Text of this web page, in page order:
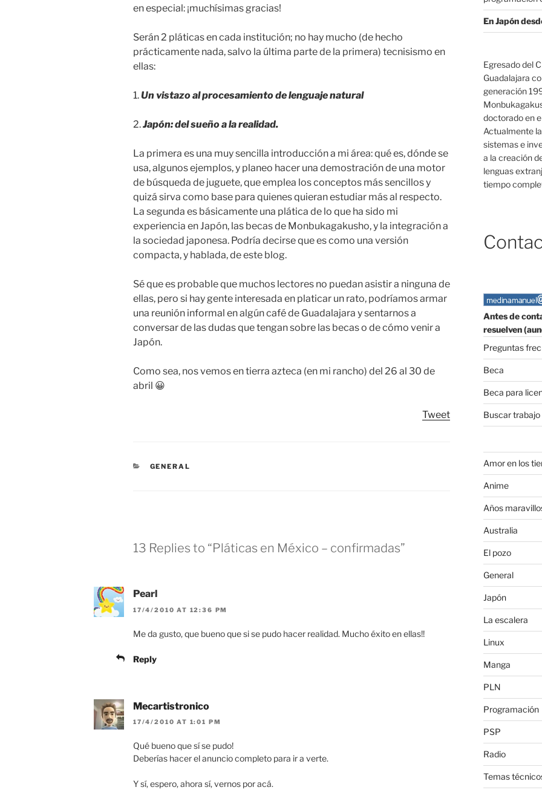
en especial: ¡muchísimas gracias!
Serán 2 pláticas en cada institución; no hay mucho (de hecho
prácticamente nada, salvo la última parte de la primera) tecnisismo en
ellas:
1.Un vistazo al procesamiento de lenguaje natural
2.Japón: del sueño a la realidad.
La primera es una muy sencilla introducción a mi área: qué es, dónde se
usa, algunos ejemplos, y planeo hacer una demostración de una motor
de búsqueda de juguete, que emplea los conceptos más sencillos y
quizá sirva como base para quienes quieran estudiar más al respecto.
La segunda es básicamente una plática de lo que ha sido mi
experiencia en Japón, las becas de Monbukagakusho, y la integración a
la sociedad japonesa. Podría decirse que es como una versión
compacta, y hablada, de este blog.
Sé que es probable que muchos lectores no puedan asistir a ninguna de
ellas, pero si hay gente interesada en platicar un rato, podríamos armar
una reunión informal en algún café de Guadalajara y sentarnos a
conversar de las dudas que tengan sobre las becas o de cómo venir a
Japón.
Como sea, nos vemos en tierra azteca (en mi rancho) del 26 al 30 de
abril 😀
Tweet
CATEGORIES
GENERAL
13 Replies to “Pláticas en México – confirmadas”
Pearl
17/4/2010 AT 12:36 PM
Me da gusto, que bueno que si se pudo hacer realidad. Mucho éxito en ellas!!
Reply
Mecartistronico
17/4/2010 AT 1:01 PM
Qué bueno que sí se pudo!
Deberías hacer el anuncio completo para ir a verte.
Y sí, espero, ahora sí, vernos por acá.
En Japón
Egresado del
Guadalajara
generación
doctorado en
Actualmente
sistemas e
a la creación
lenguas
tiempo
Antes de
resuelven
Preguntas
Beca
Beca para
Buscar
Amor en los
Anime
Años
Australia
El pozo
General
Japón
La escalera
Linux
Manga
PLN
Programación
PSP
Radio
Temas